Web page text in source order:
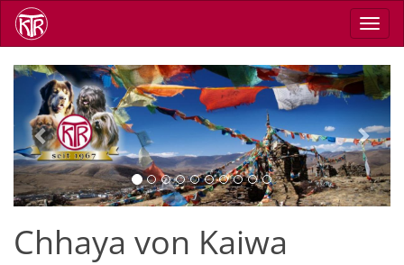
Direkt
zum
Inhalt
Previous Next
Chhaya von Kaiwa